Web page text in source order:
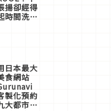
揚卻經得
時間洗鍊
日本最大
食網站
製化預約
大都市餐